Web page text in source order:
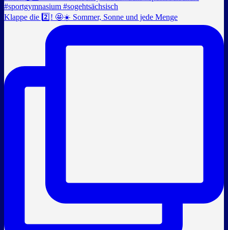
Klappe die 2️⃣! 🤩☀️ Sommer, Sonne und jede Menge